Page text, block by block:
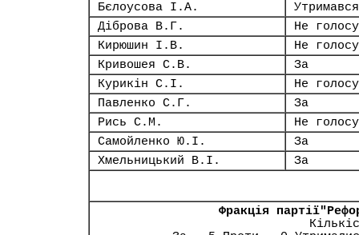
Бєлоусова І.А.
Утримався
Діброва В.Г.
Не
Кирюшин І.В.
Не
Кривошея С.В.
За
Курикін С.І.
Не
Павленко С.Г.
За
Рись С.М.
Не
Самойленко Ю.І.
За
Хмельницький В.І.
За
Фракція